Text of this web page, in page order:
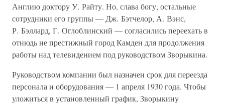
Англию доктору У. Райту. Но, слава богу, остальные
сотрудники его группы — Дж. Бэтчелор, А. Вэнс,
Р. Бэллард, Г. Оглоблинский — согласились переехать в
отнюдь не престижный город Камден для продолжения
работы над телевидением под руководством Зворыкина.
Руководством компании был назначен срок для переезда
персонала и оборудования — 1 апреля 1930 года. Чтобы
уложиться в установленный график, Зворыкину